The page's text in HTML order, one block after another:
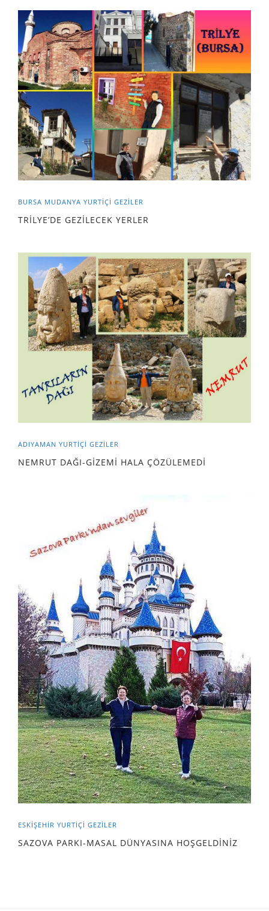
BURSA MUDANYA YURTIÇI GEZILER
TRİLYE’DE GEZİLECEK YERLER
ADIYAMAN YURTIÇI GEZILER
NEMRUT DAĞI-GİZEMİ HALA ÇÖZÜLEMEDİ
ESKİŞEHİR YURTIÇI GEZILER
SAZOVA PARKI-MASAL DÜNYASINA HOŞGELDİNİZ